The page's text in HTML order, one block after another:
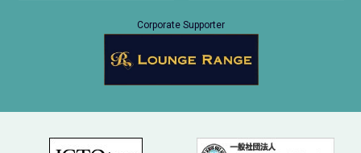
Corporate Supporter